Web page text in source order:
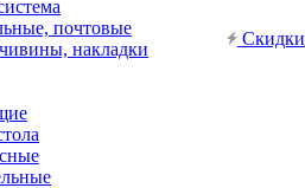
почтовые
накладки
Скидки